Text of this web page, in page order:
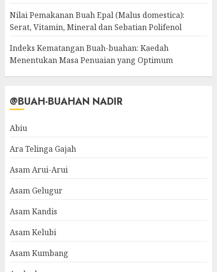
Nilai Pemakanan Buah Epal (Malus domestica):
Serat, Vitamin, Mineral dan Sebatian Polifenol
Indeks Kematangan Buah-buahan: Kaedah
Menentukan Masa Penuaian yang Optimum
@BUAH-BUAHAN NADIR
Abiu
Ara Telinga Gajah
Asam Arui-Arui
Asam Gelugur
Asam Kandis
Asam Kelubi
Asam Kumbang